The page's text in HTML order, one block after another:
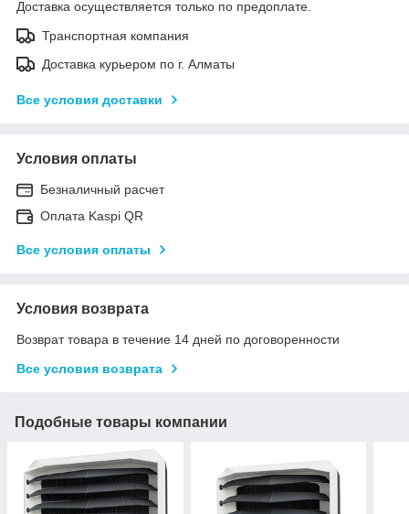
Доставка осуществляется только по предоплате.
Транспортная компания
Доставка курьером по г. Алматы
Все условия доставки
Условия оплаты
Безналичный расчет
Оплата Kaspi QR
Все условия оплаты
Условия возврата
Возврат товара в течение 14 дней по договоренности
Все условия возврата
Подобные товары компании